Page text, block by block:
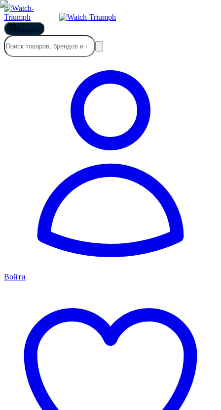
Каталог
Войти